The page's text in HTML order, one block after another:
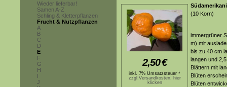
Wieder lieferbar!
Samen A-Z
Schling & Kletterpflanzen
Frucht & Nutzpflanzen
A
B
C
D
E
F
G
H
I
J
2,50€
inkl. 7% Umsatzsteuer *
zzgl.Versandkosten, hier
klicken
(10 Korn)
immergrüner
m) mit
bis zu 40 cm
langen und
Blättern mit
Blüten
Blüten